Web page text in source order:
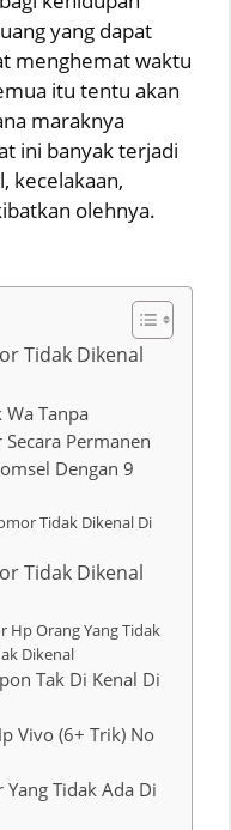
yang dapat
menghemat waktu
itu tentu akan
maraknya
ini banyak terjadi
kecelakaan,
olehnya.
Tidak Dikenal
Tanpa
Permanen
Dengan 9
Tidak Dikenal Di
Tidak Dikenal
Orang Yang Tidak
Dikenal
Tak Di Kenal Di
Vivo (6+ Trik) No
Tidak Ada Di